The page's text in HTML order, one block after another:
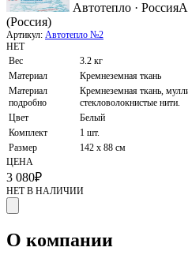
Автотепло · Россия
(Россия)
Артикул: Автотепло №2
НЕТ
Вес
3.2 кг
Материал
Кремнеземная ткань
Материал
подробно
Кремнеземная ткань,
стекловолокнистые нити.
Цвет
Белый
Комплект
1 шт.
Размер
142 х 88 см
ЦЕНА
3 080₽
НЕТ В НАЛИЧИИ
О компании